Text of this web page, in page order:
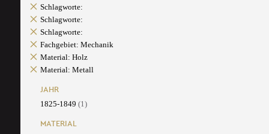
Schlagworte:
Schlagworte:
Schlagworte:
Fachgebiet: Mechanik
Material: Holz
Material: Metall
JAHR
1825-1849 (1)
MATERIAL